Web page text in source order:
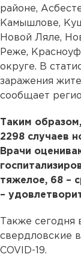
районе,
Камышлове,
Новой Ляле,
Реже,
округе. В
заражения
сообщает
Таким
2298 случаев
Врачи
тяжелое, 68 –
–
Также
свердловские
COVID-19.